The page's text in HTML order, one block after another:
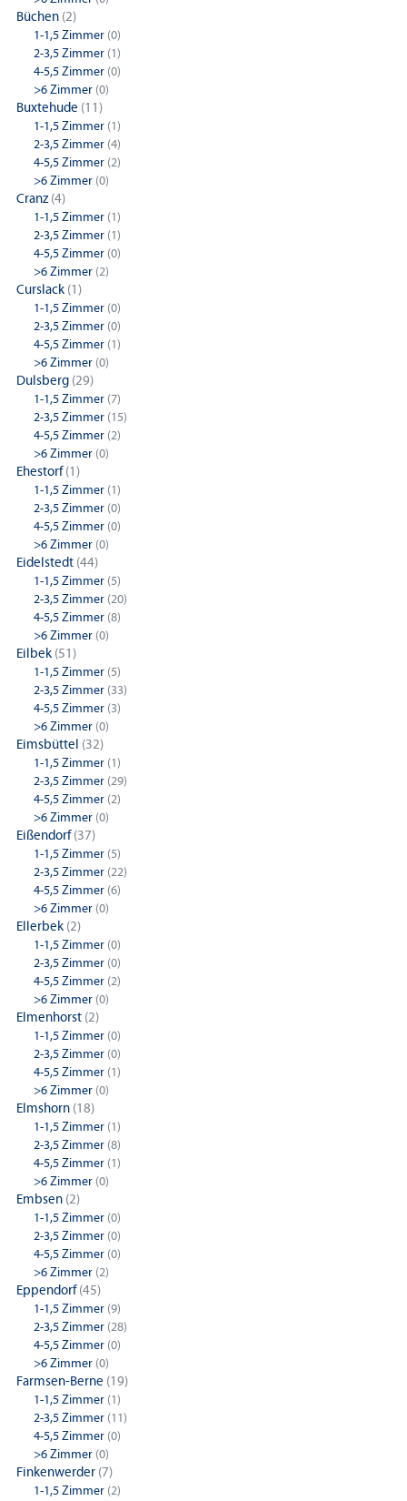
Büchen (2)
1-1,5 Zimmer (0)
2-3,5 Zimmer (1)
4-5,5 Zimmer (0)
>6 Zimmer (0)
Buxtehude (11)
1-1,5 Zimmer (1)
2-3,5 Zimmer (4)
4-5,5 Zimmer (2)
>6 Zimmer (0)
Cranz(4)
1-1,5 Zimmer (1)
2-3,5 Zimmer (1)
4-5,5 Zimmer (0)
>6 Zimmer (2)
Curslack (1)
1-1,5 Zimmer (0)
2-3,5 Zimmer (0)
4-5,5 Zimmer (1)
>6 Zimmer (0)
Dulsberg (29)
1-1,5 Zimmer (7)
2-3,5 Zimmer (15)
4-5,5 Zimmer (2)
>6 Zimmer (0)
Ehestorf(1)
1-1,5 Zimmer (1)
2-3,5 Zimmer (0)
4-5,5 Zimmer (0)
>6 Zimmer (0)
Eidelstedt (44)
1-1,5 Zimmer (5)
2-3,5 Zimmer (20)
4-5,5 Zimmer (8)
>6 Zimmer (0)
Eilbek (51)
1-1,5 Zimmer (5)
2-3,5 Zimmer (33)
4-5,5 Zimmer (3)
>6 Zimmer (0)
Eimsbüttel (32)
1-1,5 Zimmer (1)
2-3,5 Zimmer (29)
4-5,5 Zimmer (2)
>6 Zimmer (0)
Eißendorf(37)
1-1,5 Zimmer (5)
2-3,5 Zimmer (22)
4-5,5 Zimmer (6)
>6 Zimmer (0)
Ellerbek (2)
1-1,5 Zimmer (0)
2-3,5 Zimmer (0)
4-5,5 Zimmer (2)
>6 Zimmer (0)
Elmenhorst (2)
1-1,5 Zimmer (0)
2-3,5 Zimmer (0)
4-5,5 Zimmer (1)
>6 Zimmer (0)
Elmshorn (18)
1-1,5 Zimmer (1)
2-3,5 Zimmer (8)
4-5,5 Zimmer (1)
>6 Zimmer (0)
Embsen (2)
1-1,5 Zimmer (0)
2-3,5 Zimmer (0)
4-5,5 Zimmer (0)
>6 Zimmer (2)
Eppendorf(45)
1-1,5 Zimmer (9)
2-3,5 Zimmer (28)
4-5,5 Zimmer (0)
>6 Zimmer (0)
Farmsen-Berne (19)
1-1,5 Zimmer (1)
2-3,5 Zimmer (11)
4-5,5 Zimmer (0)
>6 Zimmer (0)
Finkenwerder (7)
1-1,5 Zimmer (2)